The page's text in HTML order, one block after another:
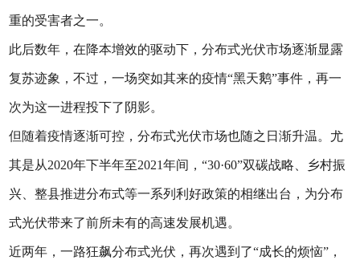
重的受害者之一。
此后数年，在降本增效的驱动下，分布式光伏市场逐渐显露
复苏迹象，不过，一场突如其来的疫情“黑天鹅”事件，再一
次为这一进程投下了阴影。
但随着疫情逐渐可控，分布式光伏市场也随之日渐升温。尤
其是从2020年下半年至2021年间，“30·60”双碳战略、乡村振
兴、整县推进分布式等一系列利好政策的相继出台，为分布
式光伏带来了前所未有的高速发展机遇。
近两年，一路狂飙分布式光伏，再次遇到了“成长的烦恼”，